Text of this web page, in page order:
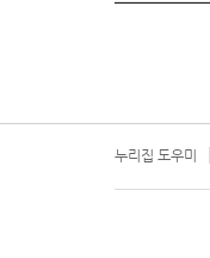
누리집 도우미
문의